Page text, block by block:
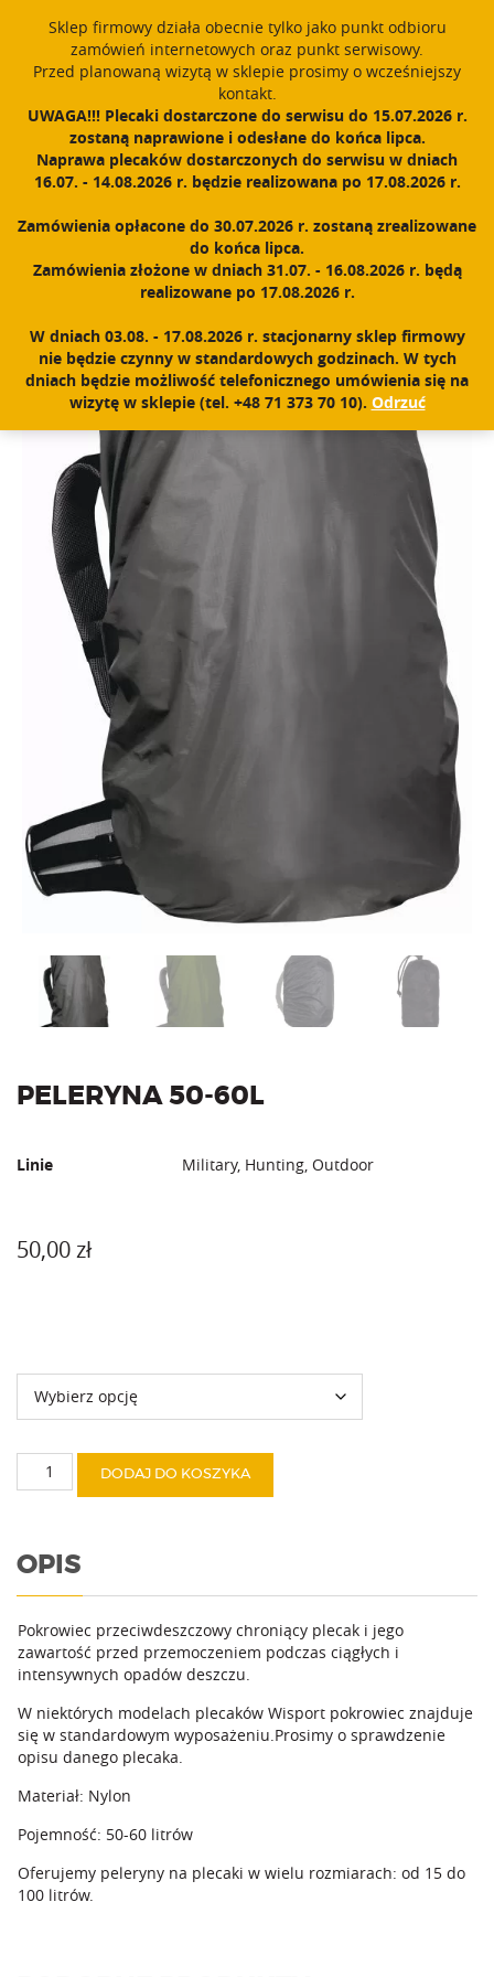
{dataLayer.push(arguments);} gtag('js', new Date()); gtag('config',
'UA-11892555-1');
PROUDLY MADE IN POLAND SINCE 1984 Polski
Zarejestruj się Zaloguj się 0
N
w
g
j
a
|Peleryna 50-60l
PELERYNA 50-60L
Linie Military, Hunting, Outdoor
50,00zł
Peleryna
DODAJ DO KOSZYKA
OPIS
Pokrowiec przeciwdeszczowy chroniący plecak i jego
zawartość przed przemoczeniem podczas ciągłych i
intensywnych opadów deszczu.
W niektórych modelach plecaków Wisport pokrowiec znajduje
się w standardowym wyposażeniu.Prosimy o sprawdzenie
opisu danego plecaka.
Materiał: Nylon
Pojemność: 50-60 litrów
Oferujemy peleryny na plecaki w wielu rozmiarach: od 15 do
100 litrów.
Sklep firmowy działa obecnie tylko jako punkt odbioru
zamówień internetowych oraz punkt serwisowy.
Przed planowaną wizytą w sklepie prosimy o wcześniejszy
kontakt.
UWAGA!!! Plecaki dostarczone do serwisu do 15.07.2026 r.
zostaną naprawione i odesłane do końca lipca.
Naprawa plecaków dostarczonych do serwisu w dniach
16.07. - 14.08.2026 r. będzie realizowana po 17.08.2026 r.
Zamówienia opłacone do 30.07.2026 r. zostaną zrealizowane
do końca lipca.
Zamówienia złożone w dniach 31.07. - 16.08.2026 r. będą
realizowane po 17.08.2026 r.
W dniach 03.08. - 17.08.2026 r. stacjonarny sklep firmowy
nie będzie czynny w standardowych godzinach. W tych
dniach będzie możliwość telefonicznego umówienia się na
wizytę w sklepie (tel. +48 71 373 70 10). Odrzuć